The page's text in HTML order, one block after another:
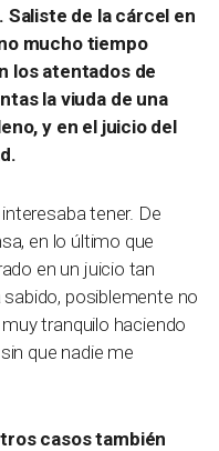
Saliste de la cárcel en
mucho tiempo
los atentados de
la viuda de una
y en el juicio del
tener. De
en lo último que
en un juicio tan
posiblemente no
tranquilo haciendo
que nadie me
casos también